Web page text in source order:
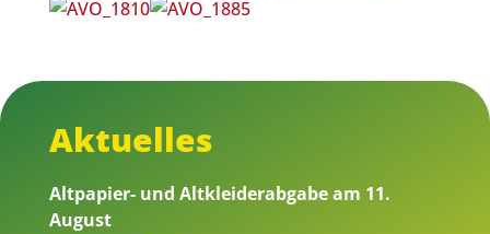
Aktuelles
Altpapier- und Altkleiderabgabe am 11.
August